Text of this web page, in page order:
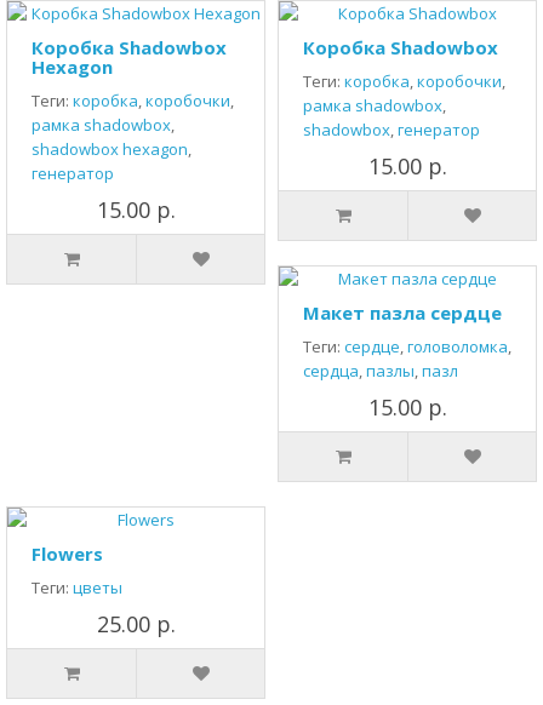
Коробка Shadowbox
Hexagon
Теги: коробка,коробочки,
рамка shadowbox,
shadowbox hexagon,
генератор
15.00 р.
Коробка Shadowbox
Теги: коробка,коробочки,
рамка shadowbox,
shadowbox,генератор
15.00 р.
Макет пазла сердце
Теги: сердце,головоломка,
сердца,пазлы,пазл
15.00 р.
Flowers
Теги: цветы
25.00 р.